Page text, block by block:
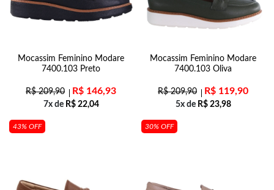
Mocassim Feminino Modare
7400.103 Preto
R$209,90 R$ 146,93
7x de R$22,04
Mocassim Feminino Modare
7400.103 Oliva
R$209,90 R$ 119,90
5x de R$23,98
43% OFF 30% OFF